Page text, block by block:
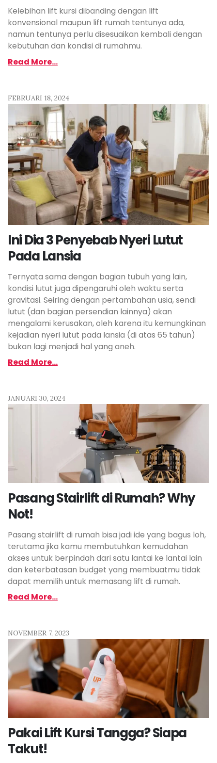
Kelebihan lift kursi dibanding dengan lift
konvensional maupun lift rumah tentunya ada,
namun tentunya perlu disesuaikan kembali dengan
kebutuhan dan kondisi di rumahmu.
Read More...
Ini Dia 3 Penyebab Nyeri Lutut
Pada Lansia
Ternyata sama dengan bagian tubuh yang lain,
kondisi lutut juga dipengaruhi oleh waktu serta
gravitasi. Seiring dengan pertambahan usia, sendi
lutut (dan bagian persendian lainnya) akan
mengalami kerusakan, oleh karena itu kemungkinan
kejadian nyeri lutut pada lansia (di atas 65 tahun)
bukan lagi menjadi hal yang aneh.
FEBRUARI 18, 2024
Read More...
Pasang Stairlift di Rumah? Why
Not!
Pasang stairlift di rumah bisa jadi ide yang bagus loh,
terutama jika kamu membutuhkan kemudahan
akses untuk berpindah dari satu lantai ke lantai lain
dan keterbatasan budget yang membuatmu tidak
dapat memilih untuk memasang lift di rumah.
JANUARI 30, 2024
Read More...
Pakai Lift Kursi Tangga? Siapa
Takut!
NOVEMBER 7, 2023